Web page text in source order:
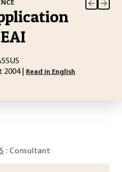
2004 | Read in English
: Consultant